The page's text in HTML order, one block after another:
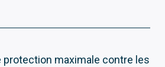
protection maximale contre les